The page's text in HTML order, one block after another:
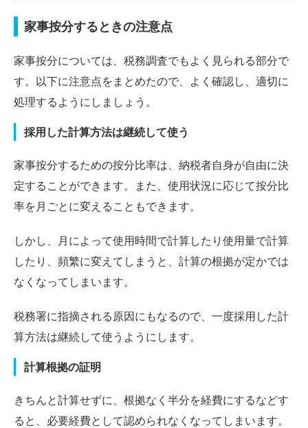
家事按分するときの注意点
家事按分については、税務調査でもよく見られる部分で
す。以下に注意点をまとめたので、よく確認し、適切に
処理するようにしましょう。
採用した計算方法は継続して使う
家事按分するための按分比率は、納税者自身が自由に決
定することができます。また、使用状況に応じて按分比
率を月ごとに変えることもできます。
しかし、月によって使用時間で計算したり使用量で計算
したり、頻繁に変えてしまうと、計算の根拠が定かでは
なくなってしまいます。
税務署に指摘される原因にもなるので、一度採用した計
算方法は継続して使うようにします。
計算根拠の証明
きちんと計算せずに、根拠なく半分を経費にするなどす
ると、必要経費として認められなくなってしまいます。